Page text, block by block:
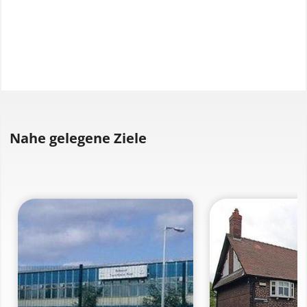
Nahe gelegene Ziele